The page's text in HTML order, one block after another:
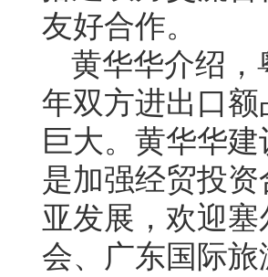
友好合作。
黄华华介绍，
年双方进出口
巨大。黄华华
是加强经贸投
亚发展，欢迎
会、广东国际